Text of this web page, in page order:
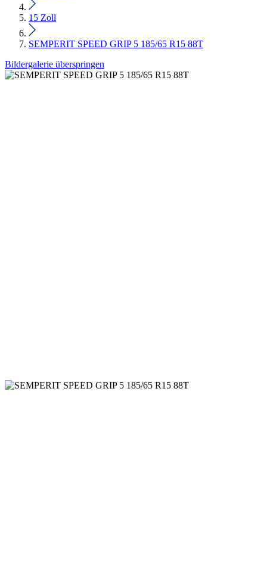
15 Zoll
SEMPERIT SPEED GRIP 5 185/65 R15 88T
Bildergalerie überspringen